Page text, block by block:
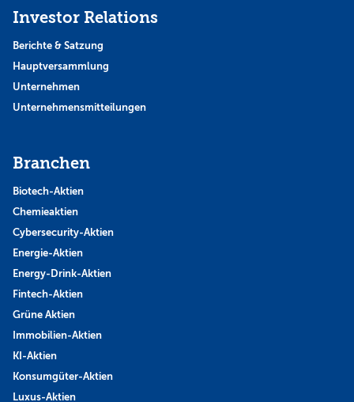
Investor Relations
Berichte & Satzung
Hauptversammlung
Unternehmen
Unternehmensmitteilungen
Branchen
Biotech-Aktien
Chemieaktien
Cybersecurity-Aktien
Energie-Aktien
Energy-Drink-Aktien
Fintech-Aktien
Grüne Aktien
Immobilien-Aktien
KI-Aktien
Konsumgüter-Aktien
Luxus-Aktien